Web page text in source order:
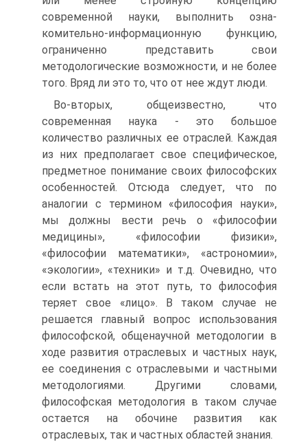
современной науки, выполнить озна-
комительно-информационную функцию,
ограниченно представить свои
методологические возможности, и не более
того. Вряд ли это то, что от нее ждут люди.
Во-вторых, общеизвестно, что
современная наука - это большое
количество различных ее отраслей. Каждая
из них предполагает свое специфическое,
предметное понимание своих философских
особенностей. Отсюда следует, что по
аналогии с термином «философия науки»,
мы должны вести речь о «философии
медицины», «философии физики»,
«философии математики», «астрономии»,
«экологии», «техники» и т.д. Очевидно, что
если встать на этот путь, то философия
теряет свое «лицо». В таком случае не
решается главный вопрос использования
философской, общенаучной методологии в
ходе развития отраслевых и частных наук,
ее соединения с отраслевыми и частными
методологиями. Другими словами,
философская методология в таком случае
остается на обочине развития как
отраслевых, так и частных областей знания.